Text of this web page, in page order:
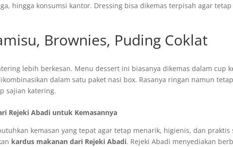
hingga konsumsi kantor. Dressing bisa dikemas terpisah agar tetap
Brownies, Puding Coklat
lebih berkesan. Menu dessert ini biasanya dikemas dalam cup
dalam satu paket nasi box. Rasanya ringan namun tetap
sajian katering.
Rejeki Abadi untuk Kemasannya
kemasan yang tepat agar tetap menarik, higienis, dan praktis
kardus makanan dari Rejeki Abadi. Rejeki Abadi menyediakan